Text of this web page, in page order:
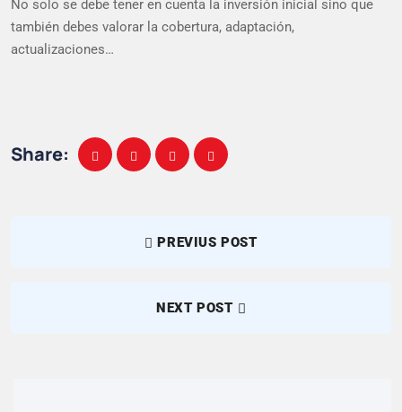
No solo se debe tener en cuenta la inversión inicial sino que
también debes valorar la cobertura, adaptación,
actualizaciones…
Share:
PREVIUS POST
NEXT POST